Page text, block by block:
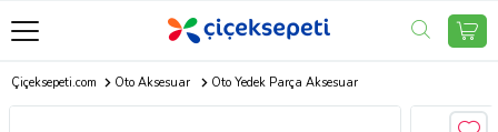
Çiçeksepeti.com Oto Aksesuar Oto Yedek Parça Aksesuar